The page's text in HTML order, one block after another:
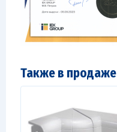
Также в продаже